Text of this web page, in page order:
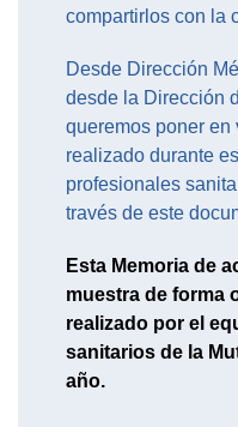
compartirlos con la
Desde Dirección
desde la Dirección
queremos poner
realizado durante
profesionales
través de este
Esta Memoria de
muestra de forma
realizado por el
sanitarios de la
año.